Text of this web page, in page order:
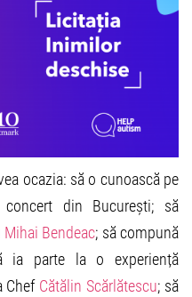
ocazia: să o cunoască pe
din București; să
Mihai Bendeac; să compună
ia parte la o experiență
Chef Cătălin Scărlătescu; să